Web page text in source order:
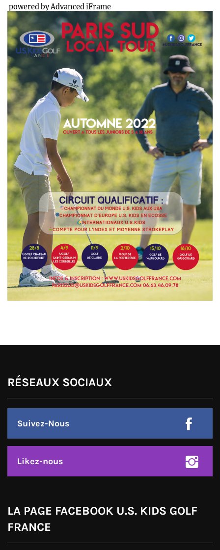
powered by Advanced iFrame
RÉSEAUX SOCIAUX
Suivez-Nous
Likez-nous
LA PAGE FACEBOOK U.S. KIDS GOLF
FRANCE